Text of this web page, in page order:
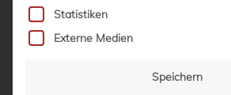
Statistiken
Externe Medien
Speichern